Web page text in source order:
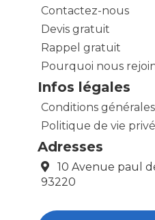
Contactez-nous
Devis gratuit
Rappel gratuit
Pourquoi nous
Infos légales
Conditions générales
Politique de vie
Adresses
10 Avenue paul
93220